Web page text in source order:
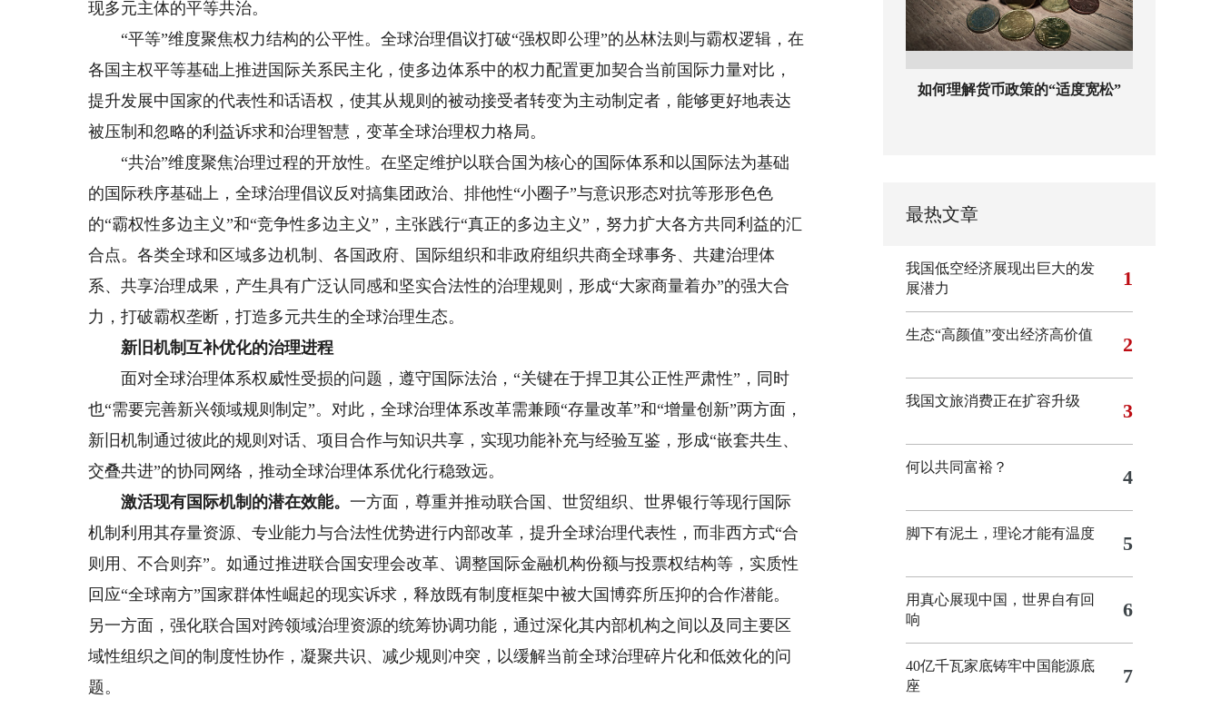
现多元主体的平等共治。
“平等”维度聚焦权力结构的公平性。全球治理倡议打破“强权即公理”的丛林法则与霸权逻辑，在
各国主权平等基础上推进国际关系民主化，使多边体系中的权力配置更加契合当前国际力量对比，
提升发展中国家的代表性和话语权，使其从规则的被动接受者转变为主动制定者，能够更好地表达
被压制和忽略的利益诉求和治理智慧，变革全球治理权力格局。
“共治”维度聚焦治理过程的开放性。在坚定维护以联合国为核心的国际体系和以国际法为基础
的国际秩序基础上，全球治理倡议反对搞集团政治、排他性“小圈子”与意识形态对抗等形形色色
的“霸权性多边主义”和“竞争性多边主义”，主张践行“真正的多边主义”，努力扩大各方共同利益的汇
合点。各类全球和区域多边机制、各国政府、国际组织和非政府组织共商全球事务、共建治理体
系、共享治理成果，产生具有广泛认同感和坚实合法性的治理规则，形成“大家商量着办”的强大合
力，打破霸权垄断，打造多元共生的全球治理生态。
新旧机制互补优化的治理进程
面对全球治理体系权威性受损的问题，遵守国际法治，“关键在于捍卫其公正性严肃性”，同时
也“需要完善新兴领域规则制定”。对此，全球治理体系改革需兼顾“存量改革”和“增量创新”两方面，
新旧机制通过彼此的规则对话、项目合作与知识共享，实现功能补充与经验互鉴，形成“嵌套共生、
交叠共进”的协同网络，推动全球治理体系优化行稳致远。
激活现有国际机制的潜在效能。一方面，尊重并推动联合国、世贸组织、世界银行等现行国际
机制利用其存量资源、专业能力与合法性优势进行内部改革，提升全球治理代表性，而非西方式“合
则用、不合则弃”。如通过推进联合国安理会改革、调整国际金融机构份额与投票权结构等，实质性
回应“全球南方”国家群体性崛起的现实诉求，释放既有制度框架中被大国博弈所压抑的合作潜能。
另一方面，强化联合国对跨领域治理资源的统筹协调功能，通过深化其内部机构之间以及同主要区
域性组织之间的制度性协作，凝聚共识、减少规则冲突，以缓解当前全球治理碎片化和低效化的问
题。
如何理解货币政策的“适度宽松”
最热文章
我国低空经济展现出巨大的发
展潜力
1
生态“高颜值”变出经济高价值 2
我国文旅消费正在扩容升级 3
何以共同富裕？ 4
脚下有泥土，理论才能有温度 5
用真心展现中国，世界自有回
响
6
40亿千瓦家底铸牢中国能源底
座
7